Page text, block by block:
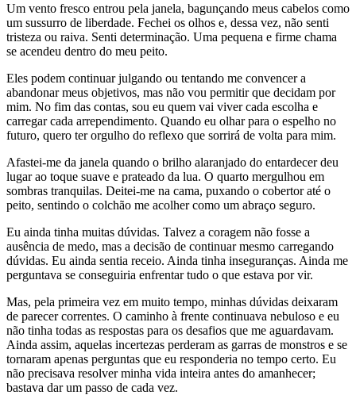
Um vento fresco entrou pela janela, bagunçando meus cabelos como
um sussurro de liberdade. Fechei os olhos e, dessa vez, não senti
tristeza ou raiva. Senti determinação. Uma pequena e firme chama
se acendeu dentro do meu peito.
Eles podem continuar julgando ou tentando me convencer a
abandonar meus objetivos, mas não vou permitir que decidam por
mim. No fim das contas, sou eu quem vai viver cada escolha e
carregar cada arrependimento. Quando eu olhar para o espelho no
futuro, quero ter orgulho do reflexo que sorrirá de volta para mim.
Afastei-me da janela quando o brilho alaranjado do entardecer deu
lugar ao toque suave e prateado da lua. O quarto mergulhou em
sombras tranquilas. Deitei-me na cama, puxando o cobertor até o
peito, sentindo o colchão me acolher como um abraço seguro.
Eu ainda tinha muitas dúvidas. Talvez a coragem não fosse a
ausência de medo, mas a decisão de continuar mesmo carregando
dúvidas. Eu ainda sentia receio. Ainda tinha inseguranças. Ainda me
perguntava se conseguiria enfrentar tudo o que estava por vir.
Mas, pela primeira vez em muito tempo, minhas dúvidas deixaram
de parecer correntes. O caminho à frente continuava nebuloso e eu
não tinha todas as respostas para os desafios que me aguardavam.
Ainda assim, aquelas incertezas perderam as garras de monstros e se
tornaram apenas perguntas que eu responderia no tempo certo. Eu
não precisava resolver minha vida inteira antes do amanhecer;
bastava dar um passo de cada vez.